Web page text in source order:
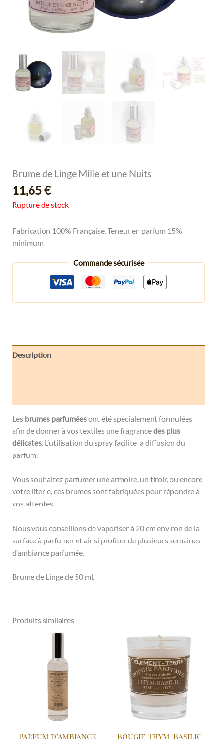
Brume de Linge Mille et une Nuits
11,65€
Rupture de stock
Fabrication 100% Française. Teneur en parfum 15%
minimum
Commande sécurisée
Description
Les brumes parfuméesont été spécialement formulées
afin de donner à vos textiles une fragrancedes plus
délicates. L’utilisation du spray facilite la diffusion du
parfum.
Vous souhaitez parfumer une armoire, un tiroir, ou encore
votre literie, ces brumes sont fabriquées pour répondre à
vos attentes.
Nous vous conseillons de vaporiser à 20 cm environ de la
surface à parfumer et ainsi profiter de plusieurs semaines
d’ambiance parfumée.
Brume de Linge de 50 ml.
Produits similaires
Parfum d’ambiance
Bougie Thym-Basilic